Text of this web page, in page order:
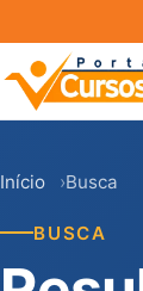
Início Busca
BUSCA